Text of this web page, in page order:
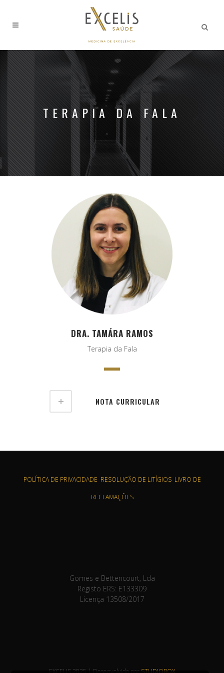
TERAPIA DA FALA
DRA. TAMÁRA RAMOS
Terapia da Fala
NOTA CURRICULAR
POLÍTICA DE PRIVACIDADE RESOLUÇÃO DE LITÍGIOS LIVRO DE
RECLAMAÇÕES
Gomes e Bettencourt, Lda
Registo ERS: E133309
Licença 13508/2017
EXCELIS 2025 | Desenvolvido por STUDIOBOX